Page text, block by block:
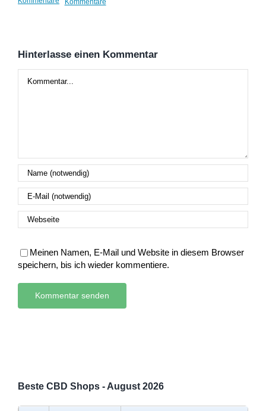
Hinterlasse einen Kommentar
Meinen Namen, E-Mail und Website in diesem Browser
speichern, bis ich wieder kommentiere.
Beste CBD Shops - August 2026